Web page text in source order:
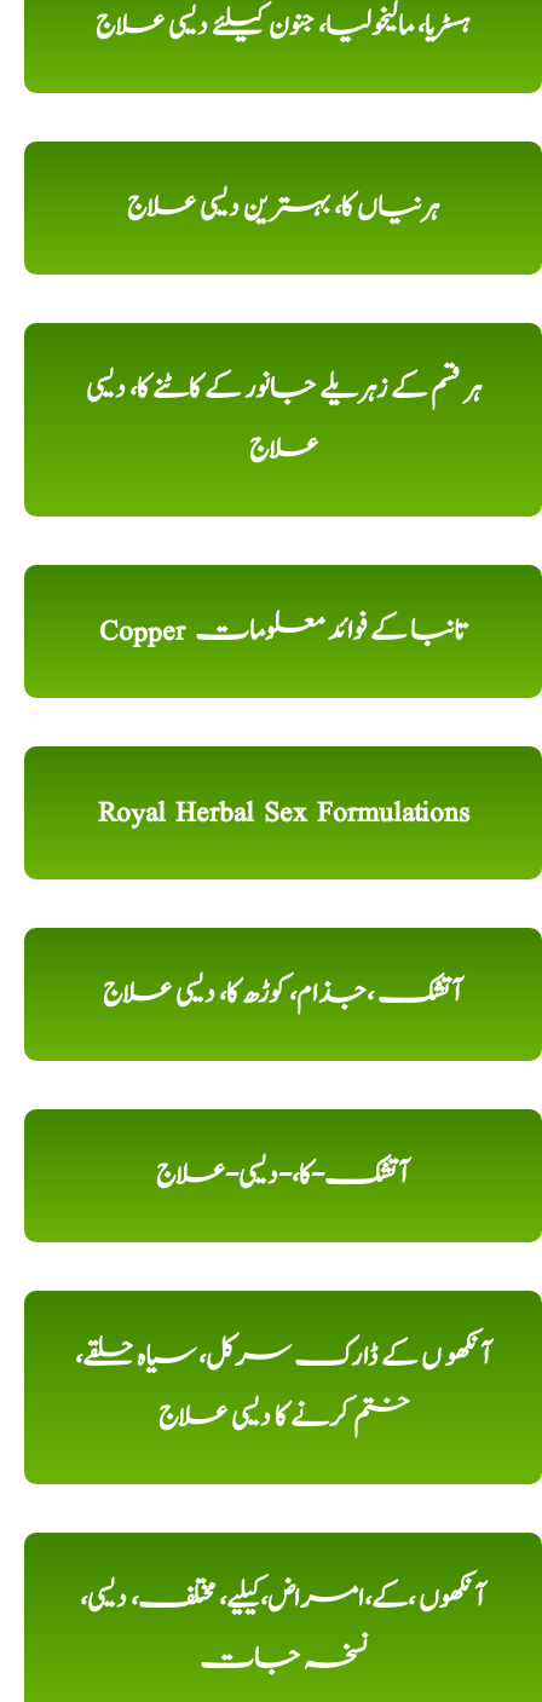
ہسٹریا، مالیخولیا، جنون کیلئے دیسی علاج
ہرنیاں کا، بہترین دیسی علاج
ہر قسم کے زہریلے جانور کے کاٹنے کا، دیسی
علاج
Copper تانبا کے فوائد معلومات
Royal Herbal Sex Formulations
آتشک ،جذام، کوڑھ کا، دیسی علاج
آتشک-کا،-دیسی-علاج
آنکھو ں کے ڈارک سرکل، سیاہ حلقے،
ختم کرنے کا دیسی علاج
آنکھوں ،کے،امراض،کیلیے، مختلف، دیسی،
نسخہ جات